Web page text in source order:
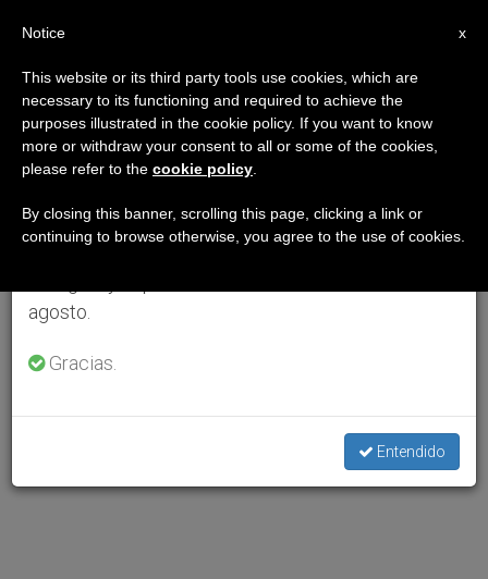
×
Aviso importante
Del 27 de julio al 7 de agosto haremos la pausa
anual, aprovechando que en el periodo de verano
se generan menos informaciones y también el
agosto.
Gracias.
Entendido
x
Notice
This website or its third party tools use cookies, which are
necessary to its functioning and required to achieve the
purposes illustrated in the cookie policy. If you want to know
more or withdraw your consent to all or some of the cookies,
please refer to the cookie policy
By closing this banner, scrolling this page, clicking a link or
continuing to browse otherwise, you agree to the use of cookies.